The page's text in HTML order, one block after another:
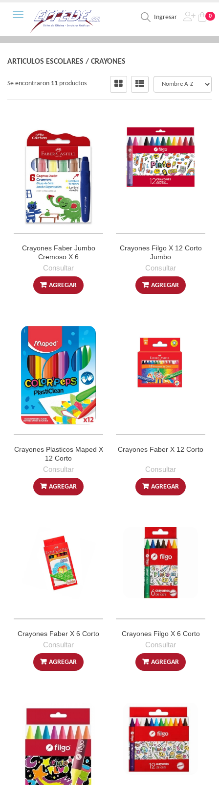
Ingresar 0
Toggle navigation
ARTICULOS ESCOLARES / CRAYONES
Se encontraron 11 productos
Crayones Faber Jumbo
Cremoso X 6
Consultar
AGREGAR
Crayones Filgo X 12 Corto
Jumbo
Consultar
AGREGAR
Crayones Plasticos Maped X
12 Corto
Consultar
AGREGAR
Crayones Faber X 12 Corto
Consultar
AGREGAR
Crayones Faber X 6 Corto
Consultar
AGREGAR
Crayones Filgo X 6 Corto
Consultar
AGREGAR